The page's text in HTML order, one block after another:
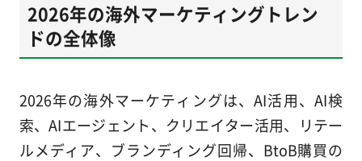
2026年の海外マーケティングトレン
ドの全体像
2026年の海外マーケティングは、AI活用、AI検
索、AIエージェント、クリエイター活用、リテー
ルメディア、ブランディング回帰、BtoB購買の